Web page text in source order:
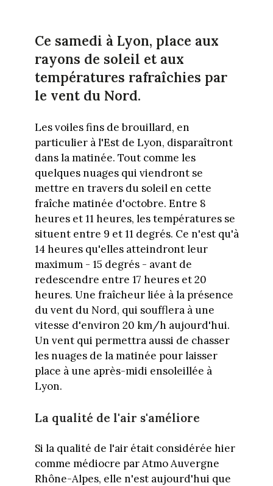
Ce samedi à Lyon, place aux
rayons de soleil et aux
températures rafraîchies par
le vent du Nord.
Les voiles fins de brouillard, en
particulier à l'Est de Lyon, disparaîtront
dans la matinée. Tout comme les
quelques nuages qui viendront se
mettre en travers du soleil en cette
fraîche matinée d'octobre. Entre 8
heures et 11 heures, les températures se
situent entre 9 et 11 degrés. Ce n'est qu'à
14 heures qu'elles atteindront leur
maximum - 15 degrés - avant de
redescendre entre 17 heures et 20
heures. Une fraîcheur liée à la présence
du vent du Nord, qui soufflera à une
vitesse d'environ 20 km/h aujourd'hui.
Un vent qui permettra aussi de chasser
les nuages de la matinée pour laisser
place à une après-midi ensoleillée à
Lyon.
La qualité de l'air s'améliore
Si la qualité de l'air était considérée hier
comme médiocre par Atmo Auvergne
Rhône-Alpes, elle n'est aujourd'hui que